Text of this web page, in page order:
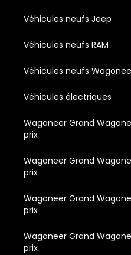
Véhicules neufs Jeep
Véhicules neufs RAM
Véhicules neufs
Véhicules électriques
Wagoneer Grand
prix
Wagoneer Grand
prix
Wagoneer Grand
prix
Wagoneer Grand
prix